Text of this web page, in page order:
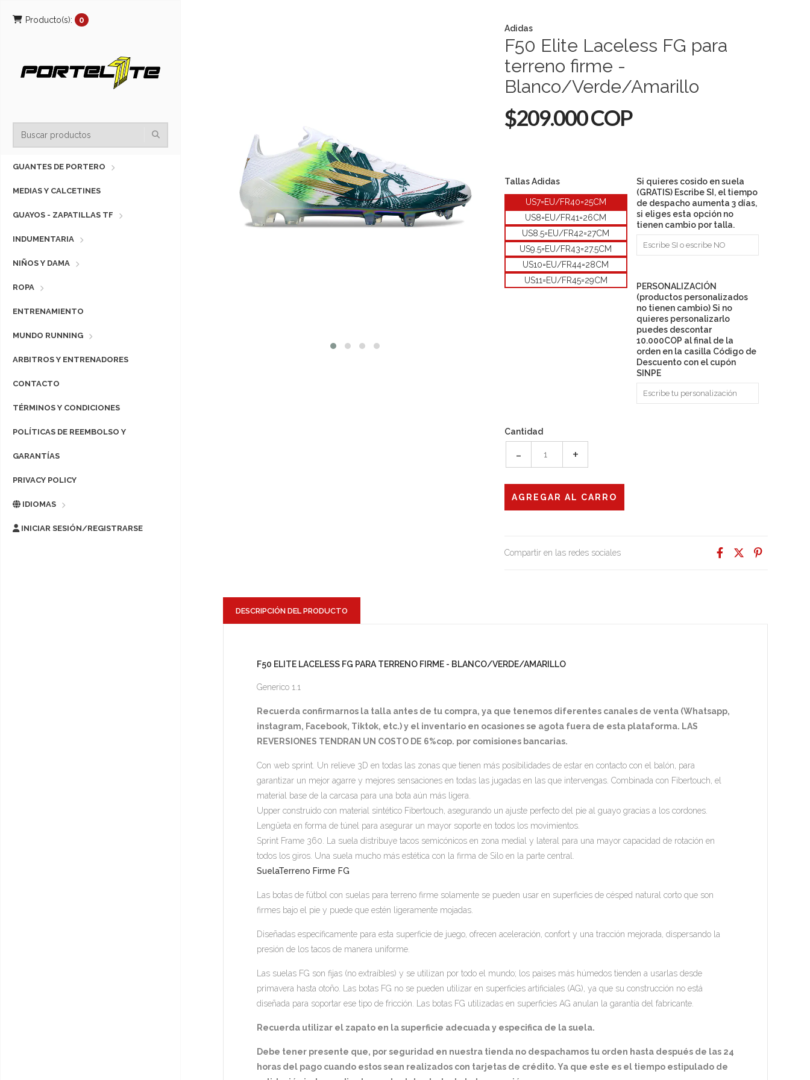
Producto(s): 0
GUANTES DE PORTERO
MEDIAS Y CALCETINES
GUAYOS - ZAPATILLAS TF
INDUMENTARIA
NIÑOS Y DAMA
ROPA
ENTRENAMIENTO
MUNDO RUNNING
ARBITROS Y ENTRENADORES
CONTACTO
TÉRMINOS Y CONDICIONES
POLÍTICAS DE REEMBOLSO Y
GARANTÍAS
PRIVACY POLICY
IDIOMAS
INICIAR SESIÓN/REGISTRARSE
Adidas
F50 Elite Laceless FG para
terreno firme -
Blanco/Verde/Amarillo
$209.000 COP
Tallas Adidas
US7=EU/FR40=25CM
US8=EU/FR41=26CM
US8.5=EU/FR42=27CM
US9.5=EU/FR43=27.5CM
US10=EU/FR44=28CM
US11=EU/FR45=29CM
Si quieres cosido en suela
(GRATIS) Escribe SI, el tiempo
de despacho aumenta 3 días,
si eliges esta opción no
tienen cambio por talla.
PERSONALIZACIÓN
(productos personalizados
no tienen cambio) Si no
quieres personalizarlo
puedes descontar
10.000COP al final de la
orden en la casilla Código de
Descuento con el cupón
SINPE
Cantidad
- +
Compartir en las redes sociales
DESCRIPCIÓN DEL PRODUCTO
F50 ELITE LACELESS FG PARA TERRENO FIRME - BLANCO/VERDE/AMARILLO
Generico 1.1
Recuerda confirmarnos la talla antes de tu compra, ya que tenemos diferentes canales de venta (Whatsapp,
instagram, Facebook, Tiktok, etc.) y el inventario en ocasiones se agota fuera de esta plataforma. LAS
REVERSIONES TENDRAN UN COSTO DE 6%cop. por comisiones bancarias.
Con web sprint. Un relieve 3D en todas las zonas que tienen más posibilidades de estar en contacto con el balón, para
garantizar un mejor agarre y mejores sensaciones en todas las jugadas en las que intervengas. Combinada con Fibertouch, el
material base de la carcasa para una bota aún más ligera.
Upper construido con material sintético Fibertouch, asegurando un ajuste perfecto del pie al guayo gracias a los cordones.
Lengüeta en forma de túnel para asegurar un mayor soporte en todos los movimientos.
Sprint Frame 360. La suela distribuye tacos semicónicos en zona medial y lateral para una mayor capacidad de rotación en
todos los giros. Una suela mucho más estética con la firma de Silo en la parte central.
SuelaTerreno Firme FG
Las botas de fútbol con suelas para terreno firme solamente se pueden usar en superficies de césped natural corto que son
firmes bajo el pie y puede que estén ligeramente mojadas.
Diseñadas específicamente para esta superficie de juego, ofrecen aceleración, confort y una tracción mejorada, dispersando la
presión de los tacos de manera uniforme.
Las suelas FG son fijas (no extraíbles) y se utilizan por todo el mundo; los paises más húmedos tienden a usarlas desde
primavera hasta otoño. Las botas FG no se pueden utilizar en superficies artificiales (AG), ya que su construcción no está
diseñada para soportar ese tipo de fricción. Las botas FG utilizadas en superficies AG anulan la garantía del fabricante.
Recuerda utilizar el zapato en la superficie adecuada y especifica de la suela.
Debe tener presente que, por seguridad en nuestra tienda no despachamos tu orden hasta después de las 24
horas del pago cuando estos sean realizados con tarjetas de crédito. Ya que este es el tiempo estipulado de